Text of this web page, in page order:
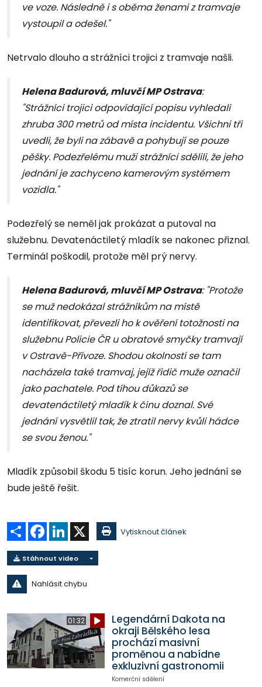
ve voze. Následně i s oběma ženami z tramvaje
vystoupil a odešel."
Netrvalo dlouho a strážníci trojici z tramvaje našli.
Helena Badurová, mluvčí MP Ostrava:
"Strážníci trojici odpovídající popisu vyhledali
zhruba 300 metrů od místa incidentu. Všichni tři
uvedli, že byli na zábavě a pohybují se pouze
pěšky. Podezřelému muži strážníci sdělili, že jeho
jednání je zachyceno kamerovým systémem
vozidla."
Podezřelý se neměl jak prokázat a putoval na
služebnu. Devatenáctiletý mladík se nakonec přiznal.
Terminál poškodil, protože měl prý nervy.
Helena Badurová, mluvčí MP Ostrava: "Protože
se muž nedokázal strážníkům na místě
identifikovat, převezli ho k ověření totožnosti na
služebnu Policie ČR u obratové smyčky tramvají
v Ostravě-Přívoze. Shodou okolností se tam
nacházela také tramvaj, jejíž řidič muže označil
jako pachatele. Pod tíhou důkazů se
devatenáctiletý mladík k činu doznal. Své
jednání vysvětlil tak, že ztratil nervy kvůli hádce
se svou ženou."
Mladík způsobil škodu 5 tisíc korun. Jeho jednání se
bude ještě řešit.
Sdílet Facebook
LinkedIn Vytisknout článek
Stáhnout video
Nahlásit chybu
01:32
Legendární Dakota na
okraji Bělského lesa
prochází masivní
proměnou a nabídne
exkluzivní gastronomii
Komerční sdělení